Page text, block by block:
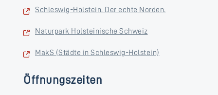
Schleswig-Holstein. Der echte Norden.
Naturpark Holsteinische Schweiz
MakS (Städte in Schleswig-Holstein)
Öffnungszeiten